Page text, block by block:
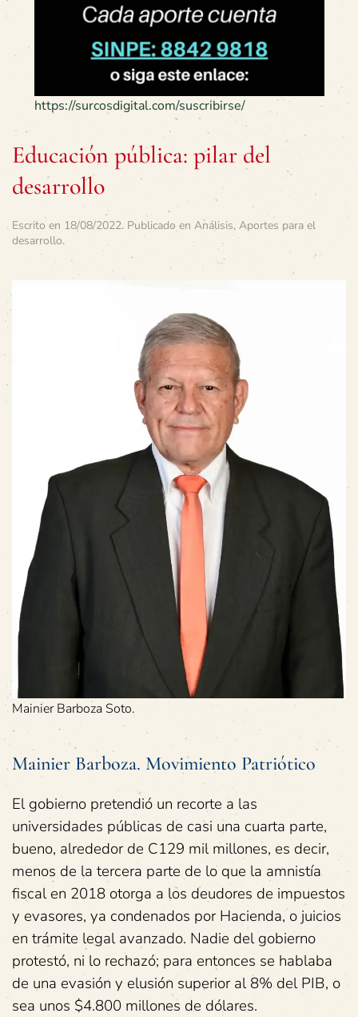
https://surcosdigital.com/suscribirse/
Educación pública: pilar del
desarrollo
Escrito en 18/08/2022. Publicado en Análisis, Aportes para el
desarrollo.
Mainier Barboza Soto.
Mainier Barboza. Movimiento Patriótico
El gobierno pretendió un recorte a las
universidades públicas de casi una cuarta parte,
bueno, alrededor de C129 mil millones, es decir,
menos de la tercera parte de lo que la amnistía
fiscal en 2018 otorga a los deudores de impuestos
y evasores, ya condenados por Hacienda, o juicios
en trámite legal avanzado. Nadie del gobierno
protestó, ni lo rechazó; para entonces se hablaba
de una evasión y elusión superior al 8% del PIB, o
sea unos $4.800 millones de dólares.